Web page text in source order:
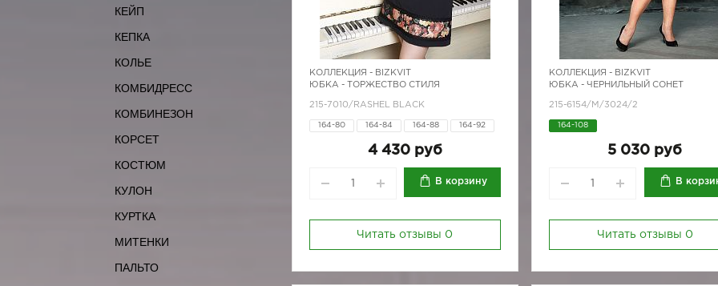
КЕЙП
КЕПКА
КОЛЬЕ
КОМБИДРЕСС
КОМБИНЕЗОН
КОРСЕТ
КОСТЮМ
КУЛОН
КУРТКА
МИТЕНКИ
ПАЛЬТО
КОЛЛЕКЦИЯ - BIZKVIT
ЮБКА - ТОРЖЕСТВО СТИЛЯ
215-7010/RASHEL BLACK
164-80 164-84 164-88 164-92
4 430 руб
В корзину
Читать отзывы 0
КОЛЛЕКЦИЯ - BIZKVIT
ЮБКА - ЧЕРНИЛЬНЫЙ СОНЕТ
215-6154/М/3024/2
164-108
5 030 руб
В
Читать отзывы 0